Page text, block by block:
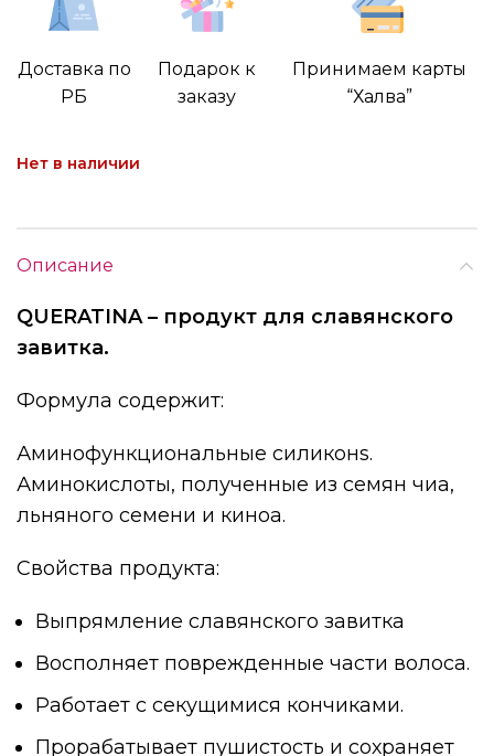
Доставка по
РБ
Подарок к
заказу
Принимаем карты
“Халва”
Нет в наличии
Описание
QUERATINA – продукт для славянского
завитка.
Формула содержит:
Аминофункциональные силиконs.
Аминокислоты, полученные из семян чиа,
льняного семени и киноа.
Свойства продукта:
Выпрямление славянского завитка
Восполняет поврежденные части волоса.
Работает с секущимися кончиками.
Прорабатывает пушистость и сохраняет